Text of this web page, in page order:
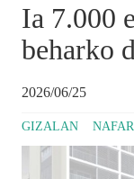
Ia 7.000
beharko
2026/06/25
GIZALAN